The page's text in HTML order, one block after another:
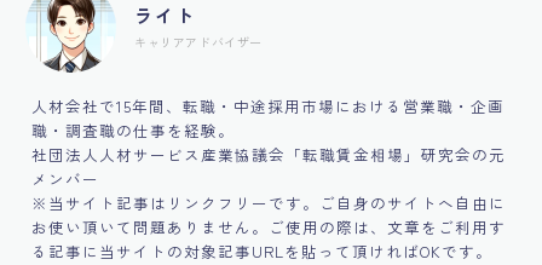
ライト
キャリアアドバイザー
人材会社で15年間、転職・中途採用市場における営業職・企画
職・調査職の仕事を経験。
社団法人人材サービス産業協議会「転職賃金相場」研究会の元
メンバー
※当サイト記事はリンクフリーです。ご自身のサイトへ自由に
お使い頂いて問題ありません。ご使用の際は、文章をご利用す
る記事に当サイトの対象記事URLを貼って頂ければOKです。